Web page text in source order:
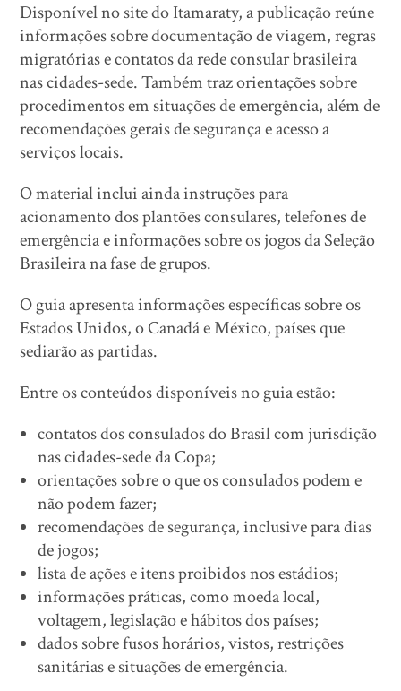
Disponível no site do Itamaraty, a publicação reúne
informações sobre documentação de viagem, regras
migratórias e contatos da rede consular brasileira
nas cidades-sede. Também traz orientações sobre
procedimentos em situações de emergência, além de
recomendações gerais de segurança e acesso a
serviços locais.
O material inclui ainda instruções para
acionamento dos plantões consulares, telefones de
emergência e informações sobre os jogos da Seleção
Brasileira na fase de grupos.
O guia apresenta informações específicas sobre os
Estados Unidos, o Canadá e México, países que
sediarão as partidas.
Entre os conteúdos disponíveis no guia estão:
contatos dos consulados do Brasil com jurisdição
nas cidades-sede da Copa;
orientações sobre o que os consulados podem e
não podem fazer;
recomendações de segurança, inclusive para dias
de jogos;
lista de ações e itens proibidos nos estádios;
informações práticas, como moeda local,
voltagem, legislação e hábitos dos países;
dados sobre fusos horários, vistos, restrições
sanitárias e situações de emergência.